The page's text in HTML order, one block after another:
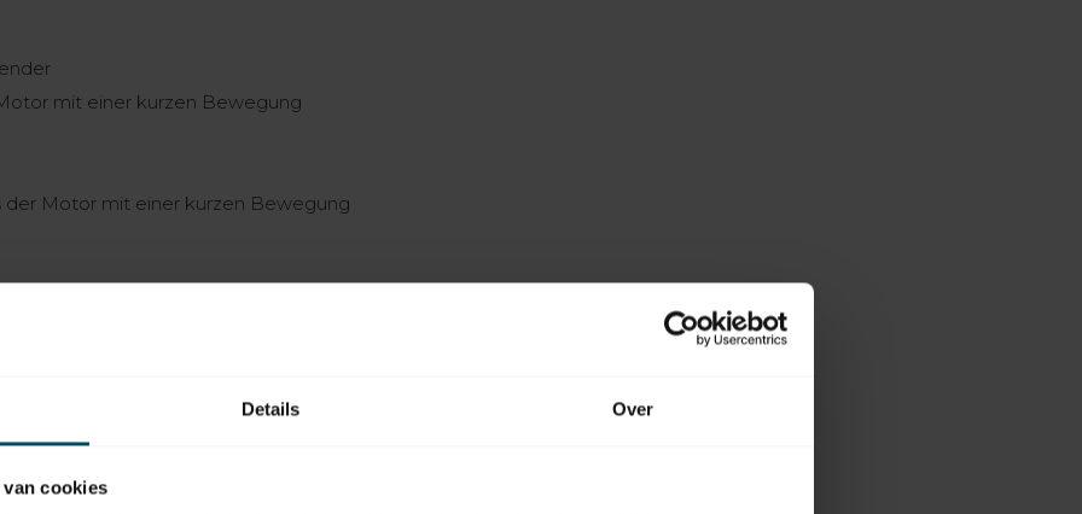
Details Over
van cookies
mit einer kurzen Bewegung
der Motor mit einer kurzen Bewegung
ist defekt)
angemeldet werden soll)
neuen Senders
Senders, bis der Rohrmotor wieder